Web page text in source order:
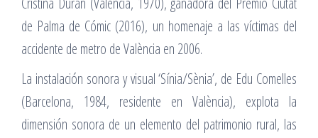
de Palma de Cómic (2016), un homenaje a las víctimas del
accidente de metro de València en 2006.
La instalación sonora y visual ‘Sínia/Sènia’, de Edu Comelles
(Barcelona, 1984, residente en València), explota la
dimensión sonora de un elemento del patrimonio rural, las